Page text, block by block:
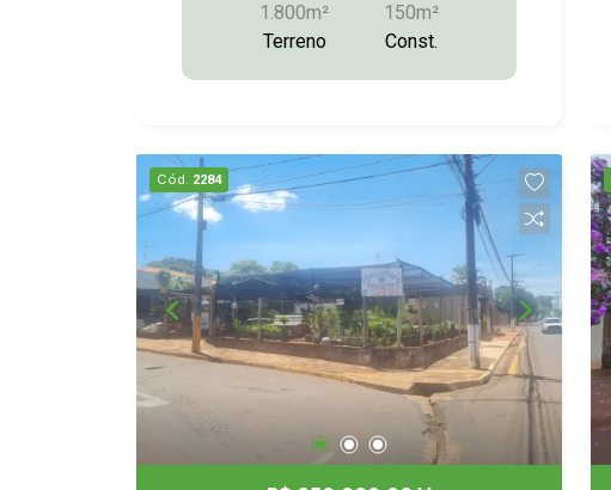
(14)9.9743-9789/9.9613-5228/3372-
1.800m²
Terreno
150m²
Const.
Cód. 2284